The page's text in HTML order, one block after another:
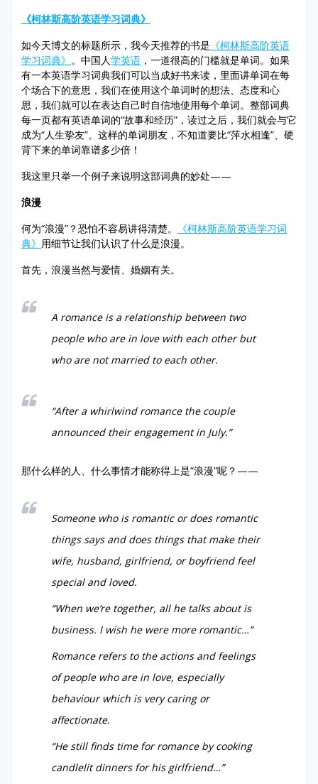
《柯林斯高阶英语学习词典》
如今天博文的标题所示，我今天推荐的书是 《柯林斯高阶英语
学习词典》 。中国人学英语 ，一道很高的门槛就是单词。如果
有一本英语学习词典我们可以当成好书来读，里面讲单词在每
个场合下的意思，我们在使用这个单词时的想法、态度和心
思，我们就可以在表达自己时自信地使用每个单词。整部词典
每一页都有英语单词的“故事和经历”，读过之后，我们就会与它
成为“人生挚友”。这样的单词朋友，不知道要比“萍水相逢”、硬
背下来的单词靠谱多少倍！
我这里只举一个例子来说明这部词典的妙处——
浪漫
何为“浪漫”？恐怕不容易讲得清楚。
《柯林斯高阶英语学习词
典》 用细节让我们认识了什么是浪漫。
首先，浪漫当然与爱情、婚姻有关。
A romance is a relationship between two
people who are in love with each other but
who are not married to each other.
“After a whirlwind romance the couple
announced their engagement in July.”
那什么样的人、什么事情才能称得上是“浪漫”呢？——
Someone who is romantic or does romantic
things says and does things that make their
wife, husband, girlfriend, or boyfriend feel
special and loved.
“When we’re together, all he talks about is
business. I wish he were more romantic…”
Romance refers to the actions and feelings
of people who are in love, especially
behaviour which is very caring or
affectionate.
“He still finds time for romance by cooking
candlelit dinners for his girlfriend…”